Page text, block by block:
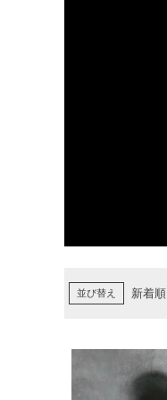
並び替え 新着順